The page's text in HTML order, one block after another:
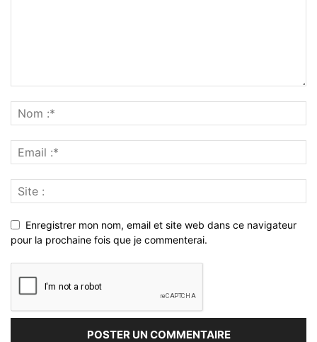
Enregistrer mon nom, email et site web dans ce navigateur
pour la prochaine fois que je commenterai.